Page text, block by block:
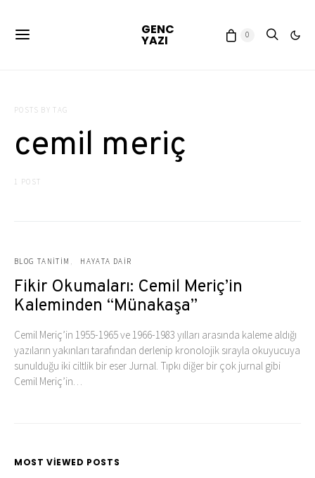
GENC
YAZI 0
POSTS BY TAG
cemil meriç
1 POST
BLOG TANITIM HAYATA DAIR
Fikir Okumaları: Cemil Meriç’in
Kaleminden “Münakaşa”
Cemil Meriç’in 1955-1965 ve 1966-1983 yılları arasında kaleme aldığı
yazıların yakınları tarafından derlenip kronolojik sırayla okuyucuya
sunulduğu iki ciltlik bir eser Jurnal. Tıpkı diğer bir çok jurnal gibi
Cemil Meriç’in…
MOST VIEWED POSTS